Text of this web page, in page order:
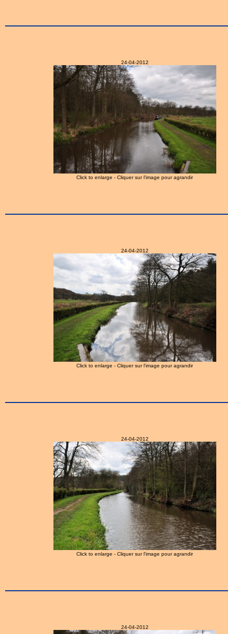
24-04-2012
Click to enlarge - Cliquer sur l'image pour agrandir
24-04-2012
Click to enlarge - Cliquer sur l'image pour agrandir
24-04-2012
Click to enlarge - Cliquer sur l'image pour agrandir
24-04-2012